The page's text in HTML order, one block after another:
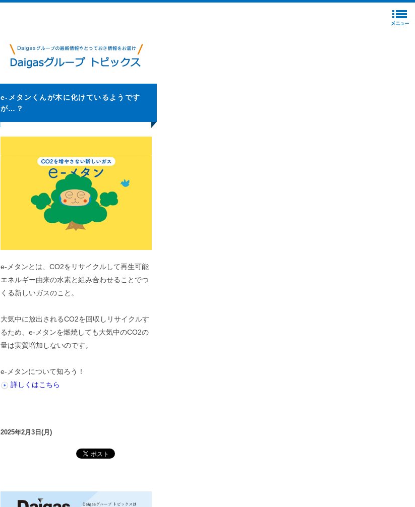
e-メタンくんが木に化けているようです
が…？
e-メタンとは、CO2をリサイクルして再生可能
エネルギー由来の水素と組み合わせることでつ
くる新しいガスのこと。
大気中に放出されるCO2を回収しリサイクルす
るため、e-メタンを燃焼しても大気中のCO2の
量は実質増加しないのです。
e-メタンについて知ろう！
詳しくはこちら
2025年2月3日(月)